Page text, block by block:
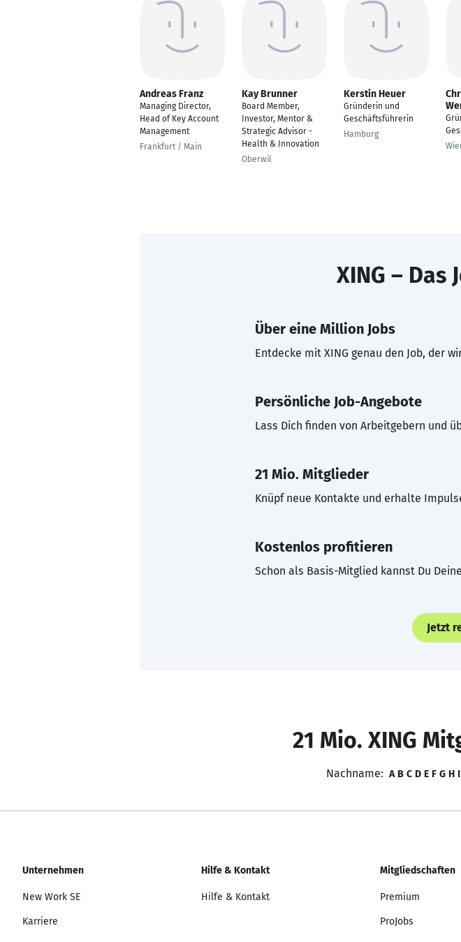
Andreas Franz
Managing Director,
Head of Key Account
Management
Frankfurt / Main
Kay Brunner
Board Member,
Investor, Mentor &
Strategic Advisor -
Health & Innovation
Oberwil
Kerstin Heuer
Gründerin und
Geschäftsführerin
Hamburg
XING – Das
Über eine Million Jobs
Entdecke mit XING genau den Job, der
Persönliche Job-Angebote
Lass Dich finden von Arbeitgebern und
21 Mio. Mitglieder
Knüpf neue Kontakte und erhalte
Kostenlos profitieren
Schon als Basis-Mitglied kannst Du
Jetzt
21 Mio. XING
Nachname: A B C D E F G H I
Unternehmen
New Work SE
Karriere
Hilfe & Kontakt
Hilfe & Kontakt
Mitgliedschaften
Premium
ProJobs